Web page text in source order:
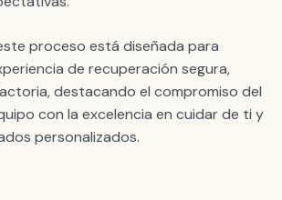
proceso está diseñada para
de recuperación segura,
destacando el compromiso del
con la excelencia en cuidar de ti y
personalizados.